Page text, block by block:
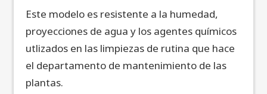
Este modelo es resistente a la humedad,
proyecciones de agua y los agentes químicos
utlizados en las limpiezas de rutina que hace
el departamento de mantenimiento de las
plantas.